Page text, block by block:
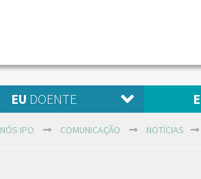
EU DOENTE
NÓS IPO COMUNICAÇÃO NOTÍCIAS